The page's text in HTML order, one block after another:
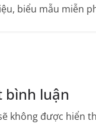
biểu mẫu miễn
bình luận
không được hiển